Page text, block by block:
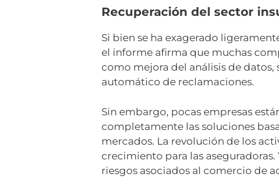
Recuperación del sector
Si bien se ha exagerado
el informe afirma que muchas
como mejora del análisis de
automático de reclamaciones.
Sin embargo, pocas empresas
completamente las soluciones
mercados. La revolución de los
crecimiento para las
riesgos asociados al comercio de